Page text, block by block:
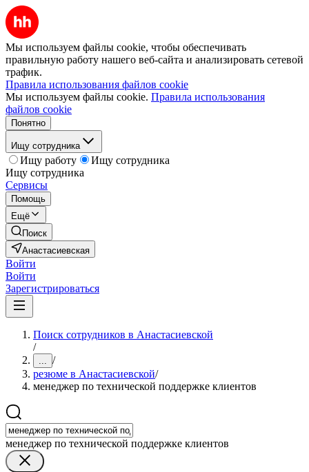
Мы используем файлы cookie, чтобы обеспечивать
правильную работу нашего веб-сайта и анализировать сетевой
трафик.
Правила использования файлов cookie
Мы используем файлы cookie. Правила использования
файлов cookie
Понятно
Ищу сотрудника
Ищу работу
Ищу сотрудника
Ищу сотрудника
Сервисы
Помощь
Ещё
Поиск
Анастасиевская
Войти
Войти
Зарегистрироваться
Поиск сотрудников в Анастасиевской
/
... /
резюме в Анастасиевской/
менеджер по технической поддержке клиентов
менеджер по технической поддержке клиентов